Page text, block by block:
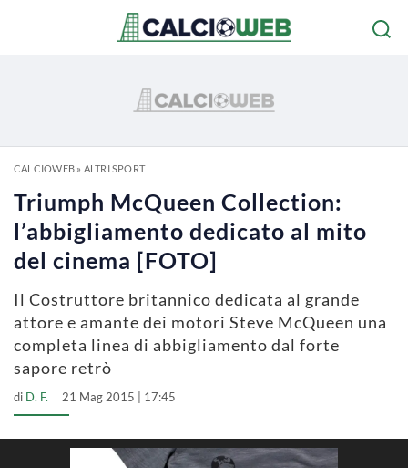
CALCIOWEB» ALTRI SPORT
Triumph McQueen Collection:
l’abbigliamento dedicato al mito
del cinema [FOTO]
Il Costruttore britannico dedicata al grande
attore e amante dei motori Steve McQueen una
completa linea di abbigliamento dal forte
sapore retrò
di D. F. 21 Mag 2015 | 17:45